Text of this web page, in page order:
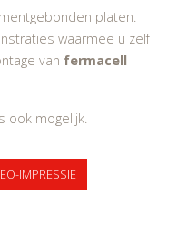
platen.
waarmee u zelf
van fermacell
ook mogelijk.
IMPRESSIE